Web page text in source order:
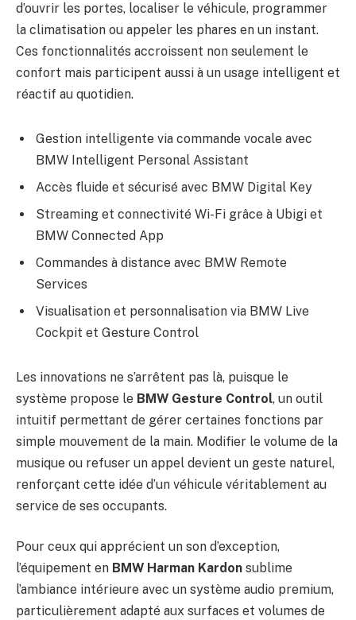
d’ouvrir les portes, localiser le véhicule, programmer
la climatisation ou appeler les phares en un instant.
Ces fonctionnalités accroissent non seulement le
confort mais participent aussi à un usage intelligent et
réactif au quotidien.
Gestion intelligente via commande vocale avec
BMW Intelligent Personal Assistant
Accès fluide et sécurisé avec BMW Digital Key
Streaming et connectivité Wi-Fi grâce à Ubigi et
BMW Connected App
Commandes à distance avec BMW Remote
Services
Visualisation et personnalisation via BMW Live
Cockpit et Gesture Control
Les innovations ne s’arrêtent pas là, puisque le
système propose le BMW Gesture Control, un outil
intuitif permettant de gérer certaines fonctions par
simple mouvement de la main. Modifier le volume de la
musique ou refuser un appel devient un geste naturel,
renforçant cette idée d’un véhicule véritablement au
service de ses occupants.
Pour ceux qui apprécient un son d’exception,
l’équipement en BMW Harman Kardon sublime
l’ambiance intérieure avec un système audio premium,
particulièrement adapté aux surfaces et volumes de